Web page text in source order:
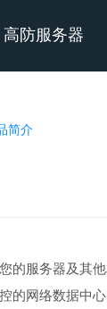
高防服务器
简介
的服务器及其
的网络数据中